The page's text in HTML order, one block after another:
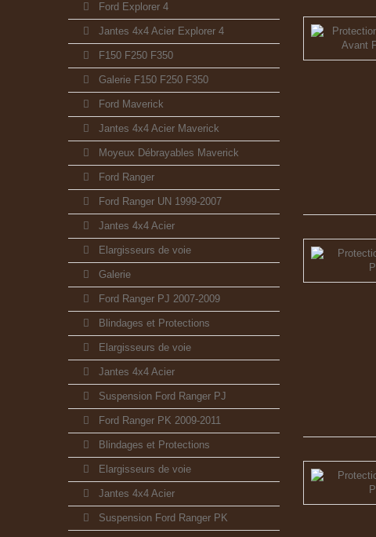
Ford Explorer 4
Jantes 4x4 Acier Explorer 4
F150 F250 F350
Galerie F150 F250 F350
Ford Maverick
Jantes 4x4 Acier Maverick
Moyeux Débrayables Maverick
Ford Ranger
Ford Ranger UN 1999-2007
Jantes 4x4 Acier
Elargisseurs de voie
Galerie
Ford Ranger PJ 2007-2009
Blindages et Protections
Elargisseurs de voie
Jantes 4x4 Acier
Suspension Ford Ranger PJ
Ford Ranger PK 2009-2011
Blindages et Protections
Elargisseurs de voie
Jantes 4x4 Acier
Suspension Ford Ranger PK